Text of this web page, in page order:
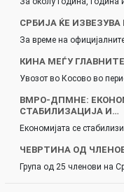
СРБИЈА ЌЕ
За време на
КИНА МЕЃУ
Увозот во Косово во
ВМРО-ДПМНЕ:
СТАБИЛИЗАЦИЈА И…
Економијата се
ЧЕВРТИНА ОД
Група од 25 членови на